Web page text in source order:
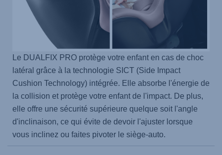
Le DUALFIX PRO protège votre enfant en cas de choc
latéral grâce à la technologie SICT (Side Impact
Cushion Technology) intégrée. Elle absorbe l'énergie de
la collision et protège votre enfant de l'impact. De plus,
elle offre une sécurité supérieure quelque soit l'angle
d'inclinaison, ce qui évite de devoir l'ajuster lorsque
vous inclinez ou faites pivoter le siège-auto.